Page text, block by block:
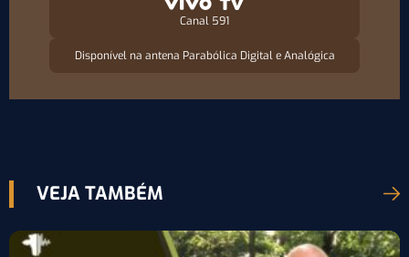
Canal 591
Disponível na antena Parabólica Digital e Analógica
VEJA TAMBÉM